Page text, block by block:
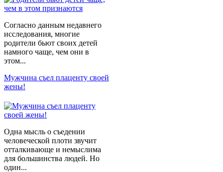
Согласно данным недавнего
исследования, многие
родители бьют своих детей
намного чаще, чем они в
этом...
Мужчина съел плаценту своей
жены!
Одна мысль о съедении
человеческой плоти звучит
отталкивающе и немыслима
для большинства людей. Но
один...